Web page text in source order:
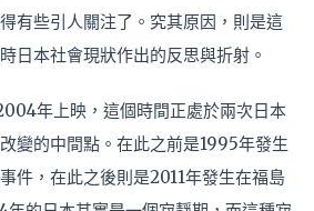
有些引人關注了。究其原因，則是這
日本社會現狀作出的反思與折射。
年上映，這個時間正處於兩次日本
變的中間點。在此之前是1995年發生
件，在此之後則是2011年發生在福島